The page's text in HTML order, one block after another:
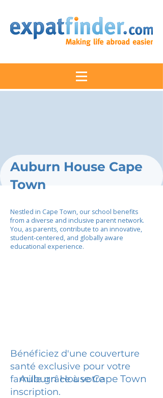
Auburn House Cape
Town
Nestled in Cape Town, our school benefits
from a diverse and inclusive parent network.
You, as parents, contribute to an innovative,
student-centered, and globally aware
educational experience.
Bénéficiez d'une couverture
santé exclusive pour votre
famille grâce à votre
inscription.
Auburn House Cape Town